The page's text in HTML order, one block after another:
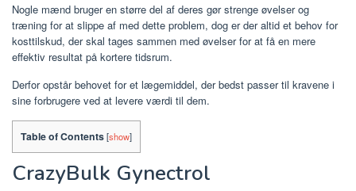
Nogle mænd bruger en større del af deres gør strenge øvelser og
træning for at slippe af med dette problem, dog er der altid et behov for
kosttilskud, der skal tages sammen med øvelser for at få en mere
effektiv resultat på kortere tidsrum.
Derfor opstår behovet for et lægemiddel, der bedst passer til kravene i
sine forbrugere ved at levere værdi til dem.
Table of Contents[show]
CrazyBulk Gynectrol